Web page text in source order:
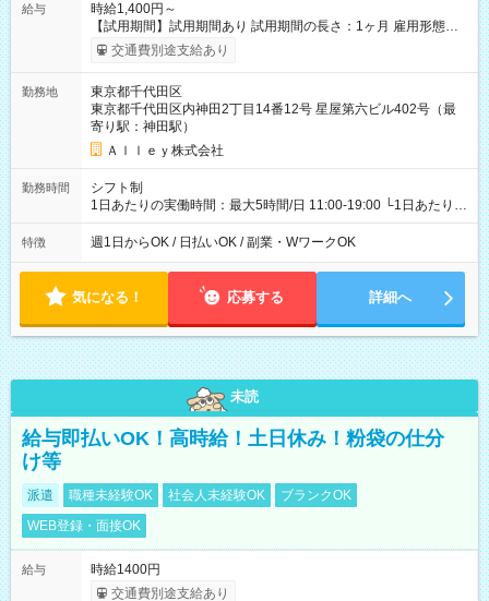
給与
時給1,400円～
【試用期間】試用期間あり 試用期間の長さ：1ヶ月 雇用形態、
給与は本採用時と同じです。
交通費別途支給あり
勤務地
東京都千代田区
東京都千代田区内神田2丁目14番12号 星屋第六ビル402号（最
寄り駅：神田駅）
Ａｌｌｅｙ株式会社
勤務時間
シフト制
1日あたりの実働時間：最大5時間/日 11:00-19:00 └1日あたりの
実働時間：1-5時間 └上記の時間帯内であれば、いつでも勤務可
能！ └平日・土曜日の中で、お好きな曜日でご勤務いただけま
18:00 などのように、自由な働き方が可能なお仕事です！
特徴 週1日からOK / 日払いOK / 副業・WワークOK
気になる！ 応募する 詳細へ
未読
給与即払いOK！高時給！土日休み！粉袋の仕分
け等
派遣 職種未経験OK 社会人未経験OK
ブランクOK
WEB登録・面接OK
給与
時給1400円
交通費別途支給あり